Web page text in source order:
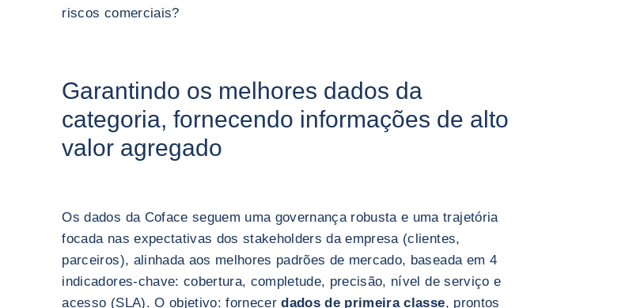
riscos comerciais?
Garantindo os melhores dados da
categoria, fornecendo informações de alto
valor agregado
Os dados da Coface seguem uma governança robusta e uma trajetória
focada nas expectativas dos stakeholders da empresa (clientes,
parceiros), alinhada aos melhores padrões de mercado, baseada em 4
indicadores-chave: cobertura, completude, precisão, nível de serviço e
acesso (SLA). O objetivo: fornecerdados de primeira classe, prontos